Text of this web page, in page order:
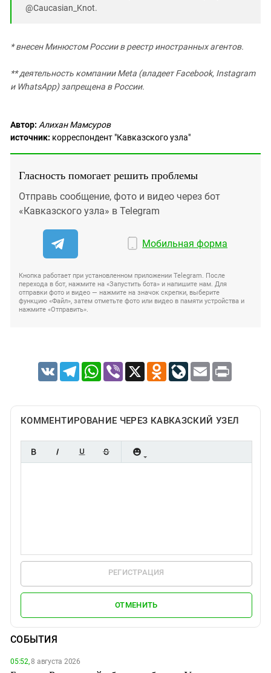
@Caucasian_Knot.
* внесен Минюстом России в реестр иностранных агентов.
** деятельность компании Meta (владеет Facebook, Instagram
и WhatsApp) запрещена в России.
Автор: Алихан Мамсуров
источник: корреспондент "Кавказского узла"
Гласность помогает решить проблемы
Отправь сообщение, фото и видео через бот
«Кавказского узла» в Telegram
Мобильная форма
Кнопка работает при установленном приложении Telegram. После
перехода в бот, нажмите на «Запустить бота» и напишите нам. Для
отправки фото и видео — нажмите на значок скрепки, выберите
функцию «Файл», затем отметьте фото или видео в памяти устройства и
нажмите «Отправить».
VK TelegramWhatsApp
Viber X Odnoklassniki
LiveJournal
Email Print
КОММЕНТИРОВАНИЕ ЧЕРЕЗ КАВКАЗСКИЙ УЗЕЛ
РЕГИСТРАЦИЯ
ОТМЕНИТЬ
СОБЫТИЯ
05:52,8 августа 2026